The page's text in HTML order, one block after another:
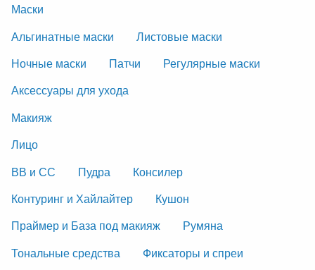
Маски
Альгинатные маски
Листовые маски
Ночные маски
Патчи
Регулярные маски
Аксессуары для ухода
Макияж
Лицо
ВВ и СС
Пудра
Консилер
Контуринг и Хайлайтер
Кушон
Праймер и База под макияж
Румяна
Тональные средства
Фиксаторы и спреи